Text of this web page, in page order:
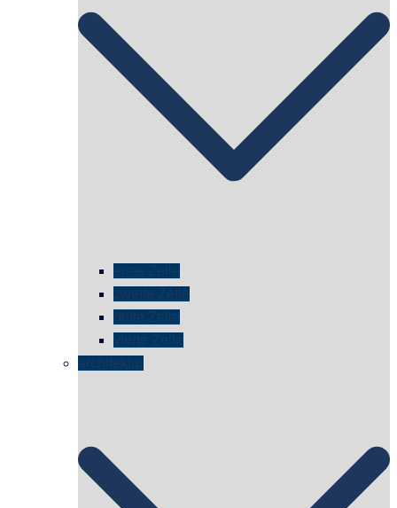
erste Zelle
zweite Zelle
dritte Zelle
vierte Zelle
architektur